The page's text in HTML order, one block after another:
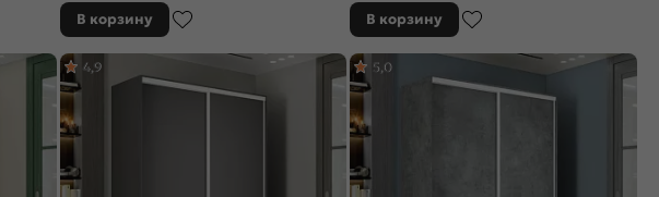
В корзину В корзину
4,9 5,0